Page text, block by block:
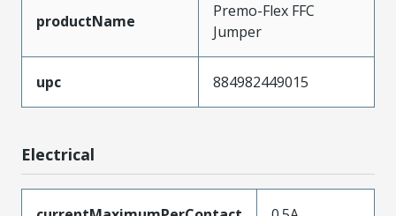
productName
Premo-Flex FFC
Jumper
upc 884982449015
Electrical